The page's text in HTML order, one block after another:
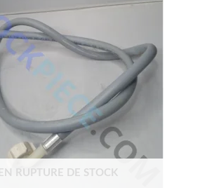
EN RUPTURE DE STOCK